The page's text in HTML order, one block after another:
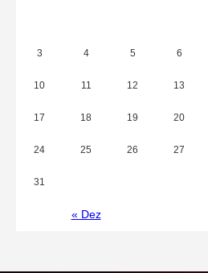
« Dez
3 4 5 6
10 11 12 13
17 18 19 20
24 25 26 27
31